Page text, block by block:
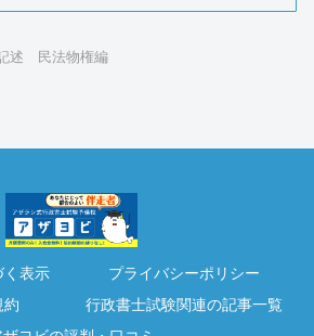
述 民法物権編
表示
プライバシーポリシー
行政書士試験関連の記事一覧